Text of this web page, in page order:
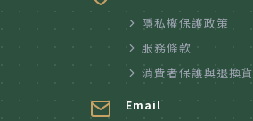
隱私權保護政策
服務條款
消費者保護與退換貨
Email